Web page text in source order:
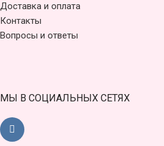
Доставка и оплата
Контакты
Вопросы и ответы
МЫ В СОЦИАЛЬНЫХ СЕТЯХ